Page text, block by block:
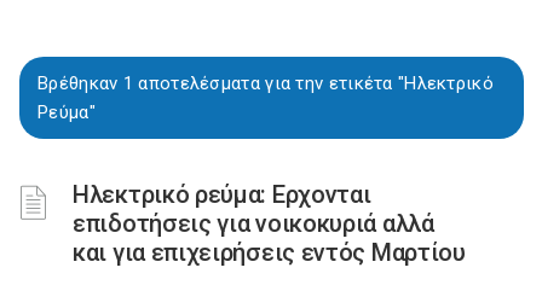
Βρέθηκαν 1 αποτελέσματα για την ετικέτα "Ηλεκτρικό
Ρεύμα"
Ηλεκτρικό ρεύμα: Ερχονται
επιδοτήσεις για νοικοκυριά αλλά
και για επιχειρήσεις εντός Μαρτίου